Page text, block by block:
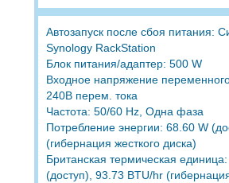
Автозапуск после сбоя питания:
Synology RackStation
Блок питания/адаптер: 500 W
Входное напряжение
240В перем. тока
Частота: 50/60 Hz, Одна фаза
Потребление энергии: 68.60 W
(гибернация жесткого диска)
Британская термическая
(доступ), 93.73 BTU/hr